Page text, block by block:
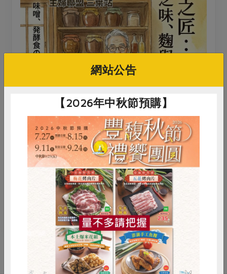
RPET 食譜 減硝酸鹽
雞蛋 食安 共同購買
網站公告
【2026年中秋節預購】